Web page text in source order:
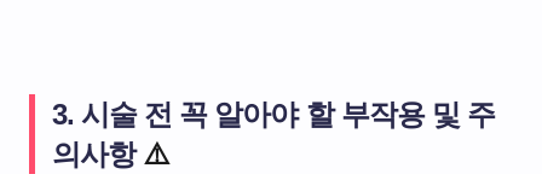
3. 시술 전 꼭 알아야 할 부작용 및 주
의사항⚠️